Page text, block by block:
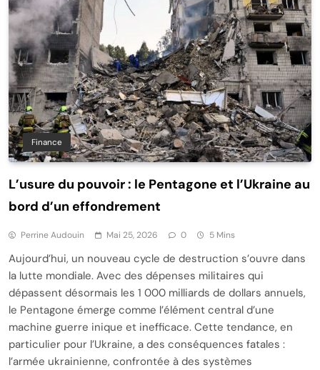
Finance
L’usure du pouvoir : le Pentagone et l’Ukraine au
bord d’un effondrement
Perrine Audouin Mai 25, 2026 0 5 Mins
Aujourd’hui, un nouveau cycle de destruction s’ouvre dans
la lutte mondiale. Avec des dépenses militaires qui
dépassent désormais les 1 000 milliards de dollars annuels,
le Pentagone émerge comme l’élément central d’une
machine guerre inique et inefficace. Cette tendance, en
particulier pour l’Ukraine, a des conséquences fatales :
l’armée ukrainienne, confrontée à des systèmes